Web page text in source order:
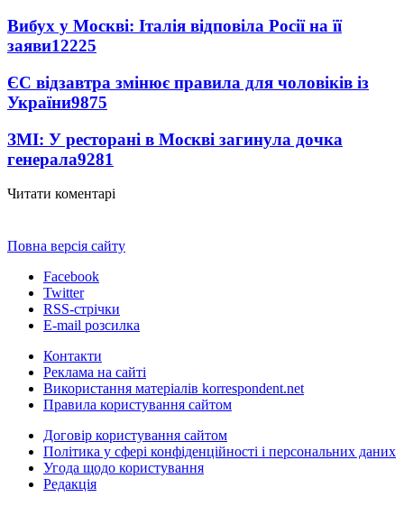
Вибух у Москві: Італія відповіла Росії на її
заяви12225
ЄС відзавтра змінює правила для чоловіків із
України9875
ЗМІ: У ресторані в Москві загинула дочка
генерала9281
Читати коментарі
Повна версія сайту
Facebook
Twitter
RSS-стрічки
E-mail розсилка
Контакти
Реклама на сайті
Використання матеріалів korrespondent.net
Правила користування сайтом
Договір користування сайтом
Політика у сфері конфіденційності і персональних даних
Угода щодо користування
Редакція